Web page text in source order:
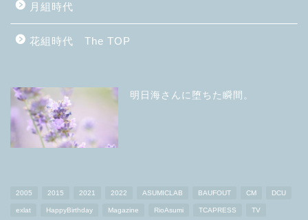
月組時代
花組時代 The TOP
明日海さんに堕ちた瞬間。
2005 2015 2021 2022 ASUMICLAB BAUFOUT CM DCU
exlat HappyBirthday Magazine RioAsumi TCAPRESS TV